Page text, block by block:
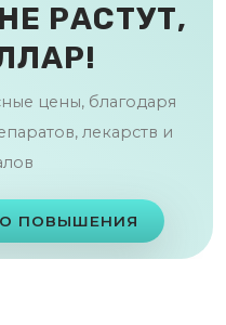
РАСТУТ,
цены, благодаря
лекарств и
ПОВЫШЕНИЯ